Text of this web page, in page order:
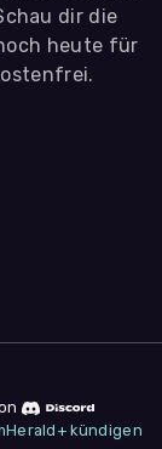
dir die
heute für
Herald+ kündigen